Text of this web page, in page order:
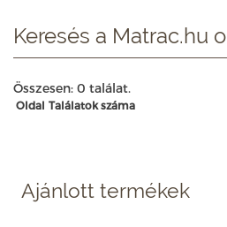
Keresés a Matrac.hu
Összesen: 0 találat.
Oldal Találatok száma
Ajánlott termékek